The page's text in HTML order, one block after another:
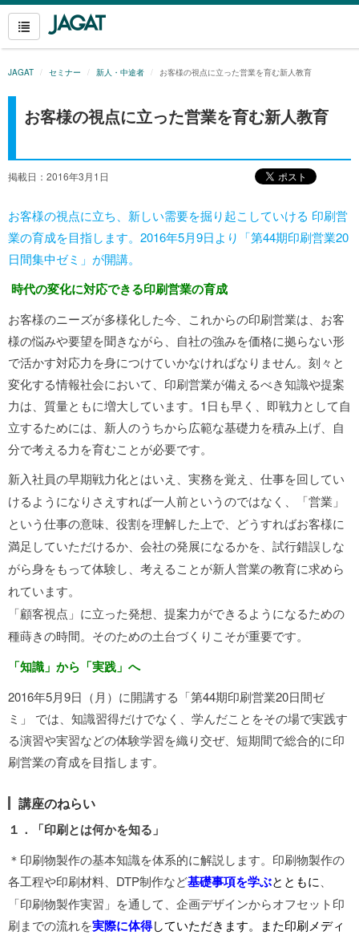
JAGAT セミナー 新人・中途者 お客様の視点に立った営業を育む新人教育
お客様の視点に立った営業を育む新人教育
掲載日：2016年3月1日
お客様の視点に立ち、新しい需要を掘り起こしていける 印刷営
業の育成を目指します。2016年5月9日より「第44期印刷営業20
日間集中ゼミ」が開講。
時代の変化に対応できる印刷営業の育成
お客様のニーズが多様化した今、これからの印刷営業は、お客
様の悩みや要望を聞きながら、自社の強みを価格に拠らない形
で活かす対応力を身につけていかなければなりません。刻々と
変化する情報社会において、印刷営業が備えるべき知識や提案
力は、質量ともに増大しています。1日も早く、即戦力として自
立するためには、新人のうちから広範な基礎力を積み上げ、自
分で考える力を育むことが必要です。
新入社員の早期戦力化とはいえ、実務を覚え、仕事を回してい
けるようになりさえすれば一人前というのではなく、「営業」
という仕事の意味、役割を理解した上で、どうすればお客様に
満足していただけるか、会社の発展になるかを、試行錯誤しな
がら身をもって体験し、考えることが新人営業の教育に求めら
れています。
「顧客視点」に立った発想、提案力ができるようになるための
種蒔きの時間。 そのための土台づくりこそが重要です。
「知識」から「実践」へ
2016年5月9日（月）に開講する「第44期印刷営業20日間ゼ
ミ」 では、知識習得だけでなく、学んだことをその場で実践す
る演習や実習などの体験学習を織り交ぜ、短期間で総合的に印
刷営業の育成を目指します。
講座のねらい
１．「印刷とは何かを知る」
＊印刷物製作の基本知識を体系的に解説します。印刷物製作の
各工程や印刷材料、DTP制作など基礎事項を学ぶとともに
「印刷物製作実習」を通して、企画デザインからオフセット印
刷までの流れを実際に体得していただきます。また印刷メディ